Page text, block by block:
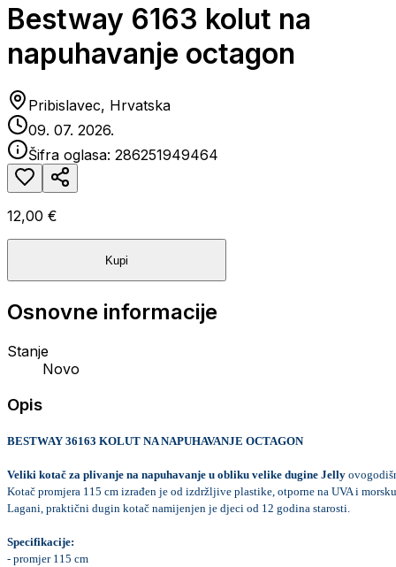
Bestway 6163 kolut na
napuhavanje octagon
Pribislavec, Hrvatska
09. 07. 2026.
Šifra oglasa: 286251949464
12,00 €
Kupi
Osnovne informacije
Stanje
Novo
Opis
BESTWAY 36163 KOLUT NA NAPUHAVANJE OCTAGON
Veliki kotač za plivanje na napuhavanje u obliku velike dugine Jelly
Kotač promjera 115 cm izrađen je od izdržljive plastike, otporne na UVA i
Lagani, praktični dugin kotač namijenjen je djeci od 12 godina starosti.
Specifikacije:
- promjer 115 cm